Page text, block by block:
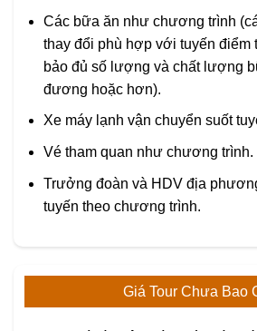
Các bữa ăn như chương trình
thay đổi phù hợp với tuyến điểm
bảo đủ số lượng và chất lượng
đương hoặc hơn).
Xe máy lạnh vận chuyển suốt
Vé tham quan như chương trình.
Trưởng đoàn và HDV địa
tuyến theo chương trình.
Giá Tour Chưa Bao